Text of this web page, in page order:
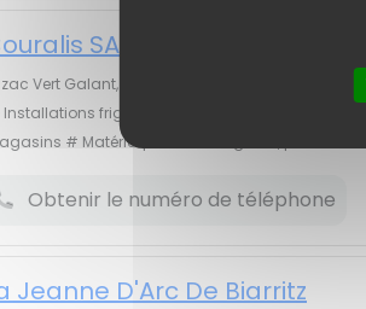
SAV SARL
zac Vert Galant, 64110 JURANCON
Installations frigorifiques # Agencement de
# Matériel pour boulangeries, pâtisseries
Obtenir le numéro de téléphone
Jeanne D'Arc De Biarritz